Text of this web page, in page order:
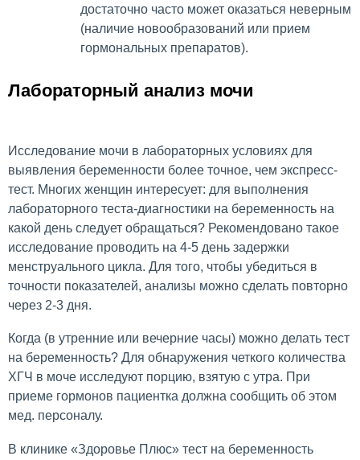
достаточно часто может оказаться неверным
(наличие новообразований или прием
гормональных препаратов).
Лабораторный анализ мочи
Исследование мочи в лабораторных условиях для
выявления беременности более точное, чем экспресс-
тест. Многих женщин интересует: для выполнения
лабораторного теста-диагностики на беременность на
какой день следует обращаться? Рекомендовано такое
исследование проводить на 4-5 день задержки
менструального цикла. Для того, чтобы убедиться в
точности показателей, анализы можно сделать повторно
через 2-3 дня.
Когда (в утренние или вечерние часы) можно делать тест
на беременность? Для обнаружения четкого количества
ХГЧ в моче исследуют порцию, взятую с утра. При
приеме гормонов пациентка должна сообщить об этом
мед. персоналу.
В клинике «Здоровье Плюс» тест на беременность